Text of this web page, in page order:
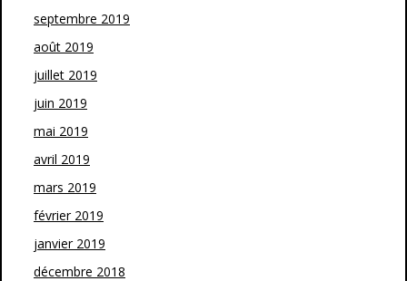
septembre 2019
août 2019
juillet 2019
juin 2019
mai 2019
avril 2019
mars 2019
février 2019
janvier 2019
décembre 2018